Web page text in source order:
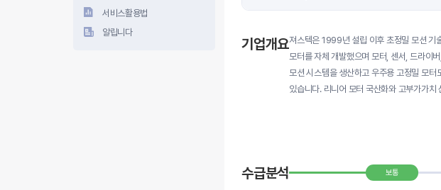
서비스활용법
알립니다
기업개요져스텍은 1999년 설립 이후 초정밀 모션 기
모터를 자체 개발했으며 모터, 센서, 드라이
모션 시스템을 생산하고 우주용 고정밀 모
있습니다. 리니어 모터 국산화와 고부가가
수급분석 보통